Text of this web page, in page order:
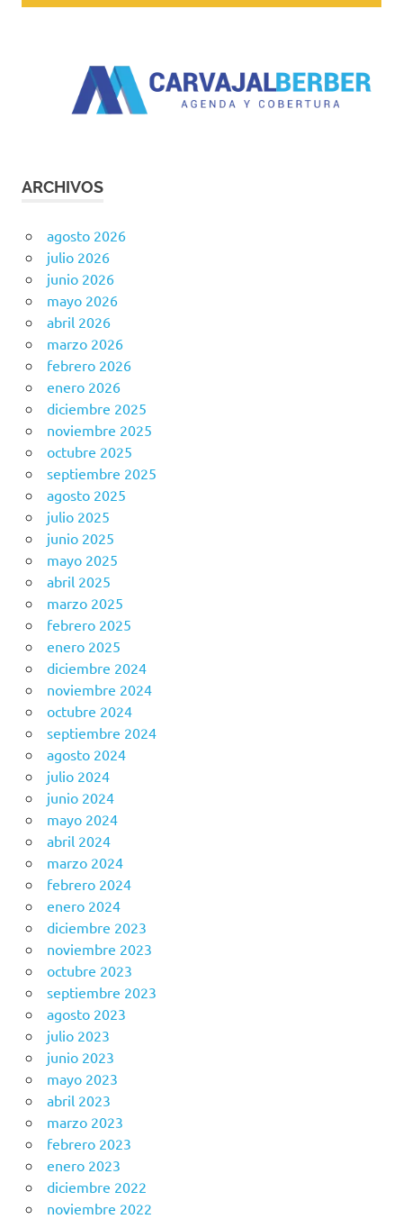
ARCHIVOS
agosto 2026
julio 2026
junio 2026
mayo 2026
abril 2026
marzo 2026
febrero 2026
enero 2026
diciembre 2025
noviembre 2025
octubre 2025
septiembre 2025
agosto 2025
julio 2025
junio 2025
mayo 2025
abril 2025
marzo 2025
febrero 2025
enero 2025
diciembre 2024
noviembre 2024
octubre 2024
septiembre 2024
agosto 2024
julio 2024
junio 2024
mayo 2024
abril 2024
marzo 2024
febrero 2024
enero 2024
diciembre 2023
noviembre 2023
octubre 2023
septiembre 2023
agosto 2023
julio 2023
junio 2023
mayo 2023
abril 2023
marzo 2023
febrero 2023
enero 2023
diciembre 2022
noviembre 2022